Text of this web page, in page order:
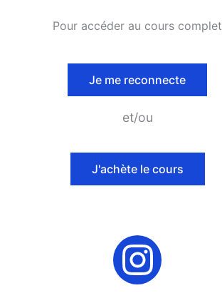
Pour accéder au cours complet
Je me reconnecte
et/ou
J'achète le cours
I
n
s